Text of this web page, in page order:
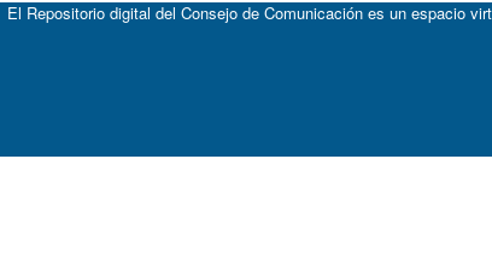
El Repositorio digital del Consejo de Comunicación es un espacio